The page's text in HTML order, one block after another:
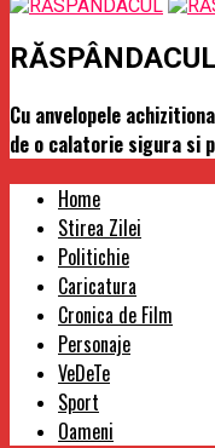
RĂSPÂNDACUL
Cu anvelopele
de o calatorie sigura si
Home
Stirea Zilei
Politichie
Caricatura
Cronica de Film
Personaje
VeDeTe
Sport
Oameni